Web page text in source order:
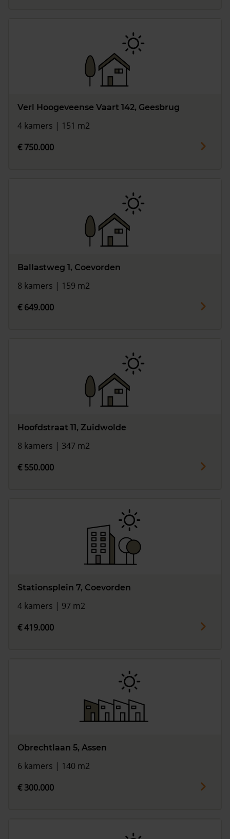
Verl Hoogeveense Vaart 142, Geesbrug
4 kamers | 151 m2
€ 750.000
Ballastweg 1, Coevorden
8 kamers | 159 m2
€ 649.000
Hoofdstraat 11, Zuidwolde
8 kamers | 347 m2
€ 550.000
Stationsplein 7, Coevorden
4 kamers | 97 m2
€ 419.000
Obrechtlaan 5, Assen
6 kamers | 140 m2
€ 300.000